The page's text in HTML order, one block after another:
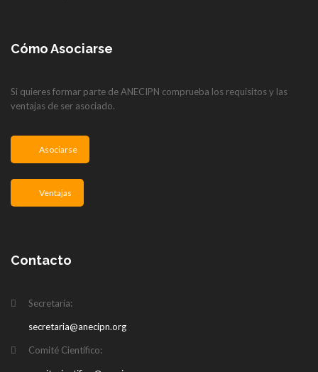
Cómo Asociarse
Si quieres formar parte de ANECIPN comprueba los requisitos y las
ventajas de ser asociado.
Asociarse
Ventajas
Contacto
Secretaría:
secretaria@anecipn.org
Comité Científico: